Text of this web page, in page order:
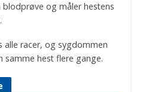
og måler hestens
alle racer, og sygdommen
hest flere gange.